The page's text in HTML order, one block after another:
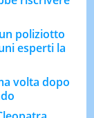
poliziotto
esperti la
volta dopo